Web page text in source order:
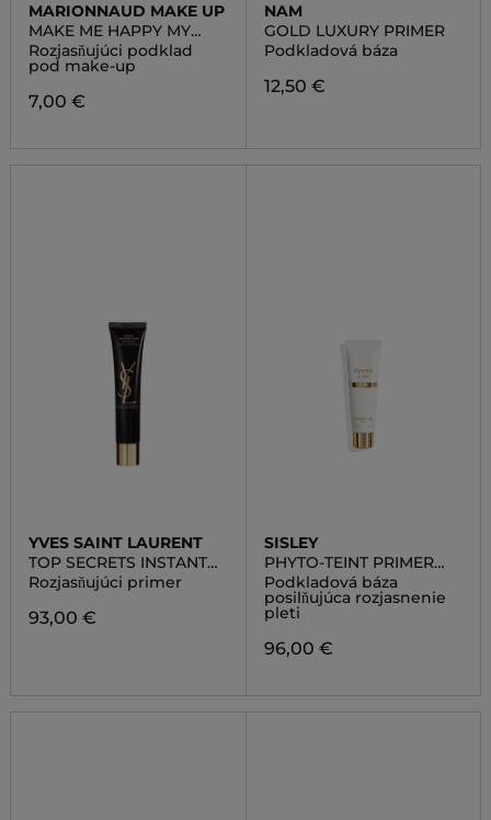
MARIONNAUD MAKE UP
MAKE ME HAPPY MY
SIMPLY GLOW PRIMER
UNIVERSAL GOLDEN
Rozjasňujúci podklad
pod make-up
7,00 €
NAM
GOLD LUXURY PRIMER
Podkladová báza
12,50 €
YVES SAINT LAURENT
TOP SECRETS INSTANT
MOISTURE GLOW
Rozjasňujúci primer
93,00 €
SISLEY
PHYTO-TEINT PRIMER
GLOW
Podkladová báza
posilňujúca rozjasnenie
pleti
96,00 €